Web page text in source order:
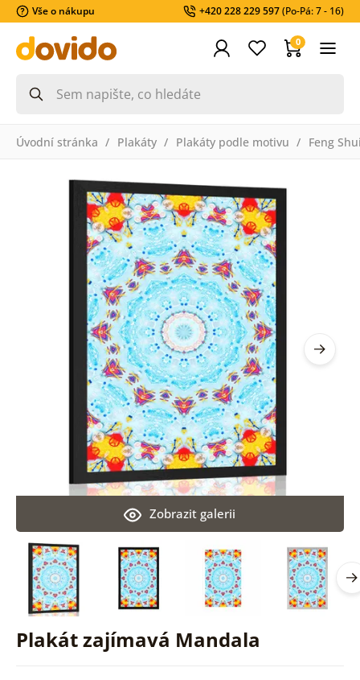
Vše o nákupu +420 228 229 597(Po-Pá: 7 - 16)
0
Úvodní stránka Plakáty Plakáty podle motivu Feng
Plakát zajímavá Mandala
Zobrazit galerii